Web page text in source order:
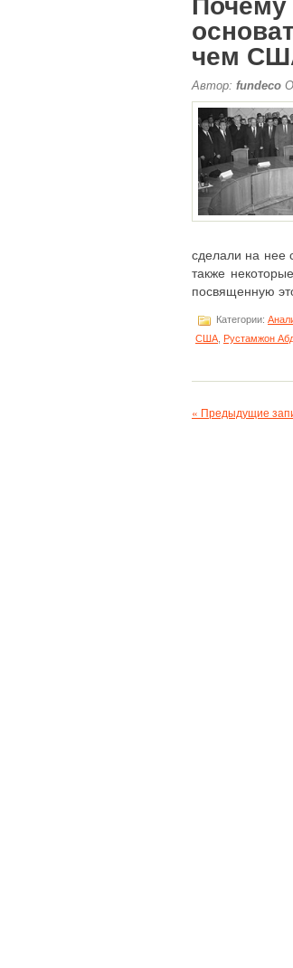
Почему
чем
Автор: fundeco
сделали на нее
также
посвященную
Категории:
США Рустамжон
« Предыдущие